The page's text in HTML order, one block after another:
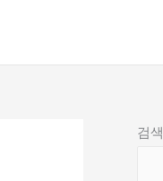
검색